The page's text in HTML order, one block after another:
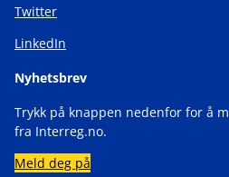
Twitter
LinkedIn
Nyhetsbrev
Trykk på knappen nedenfor for å
fra Interreg.no.
Meld deg på